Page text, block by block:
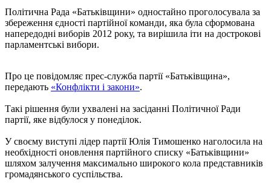
Політична Рада «Батьківщини» одностайно проголосувала за
збереження єдності партійної команди, яка була сформована
напередодні виборів 2012 року, та вирішила іти на дострокові
парламентські вибори.
Про це повідомляє прес-служба партії «Батьківщина»,
передають «Конфлікти і закони».
Такі рішення були ухвалені на засіданні Політичної Ради
партії, яке відбулося у понеділок.
У своєму виступі лідер партії Юлія Тимошенко наголосила на
необхідності оновлення партійного списку «Батьківщини»
шляхом залучення максимально широкого кола представників
громадянського суспільства.